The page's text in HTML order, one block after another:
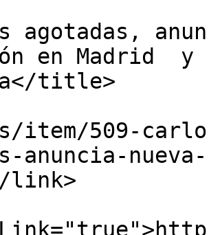
agotadas,
en Madrid  y
title>
item/509-
anuncia-
link>